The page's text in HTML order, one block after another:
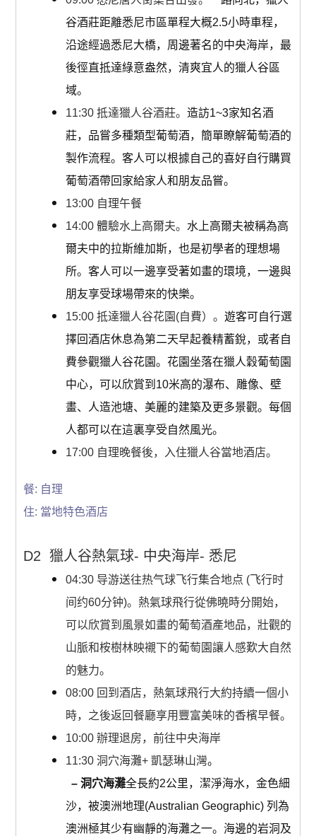
谷酒莊距離悉尼市區單程大概2.5小時車程，
沿途經過悉尼大橋，周邊著名的中央海岸，最
後徑直抵達綠意盎然，清爽宜人的獵人谷區
域。
11:30 抵達獵人谷酒莊。造訪1~3家知名酒
莊，品嘗多種類型葡萄酒，簡單瞭解葡萄酒的
製作流程。客人可以根據自己的喜好自行購買
葡萄酒帶回家給家人和朋友品嘗。
13:00 自理午餐
14:00 體驗水上高爾夫。 水上高爾夫被稱為高
爾夫中的拉斯維加斯，也是初學者的理想場
所。客人可以一邊享受著如畫的環境，一邊與
朋友享受球場帶來的快樂。
15:00 抵達獵人谷花園(自費）。遊客可自行選
擇回酒店休息為第二天早起養精蓄銳，或者自
費參觀獵人谷花園。花園坐落在獵人穀葡萄園
中心，可以欣賞到10米高的瀑布、雕像、壁
畫、人造池塘、美麗的建築及更多景觀。每個
人都可以在這裏享受自然風光。
17:00 自理晚餐後，入住獵人谷當地酒店。
餐: 自理
住: 當地特色酒店
D2 獵人谷熱氣球- 中央海岸- 悉尼
04:30 导游送往热气球飞行集合地点 (飞行时
间约60分钟)。熱氣球飛行從佛曉時分開始，
可以欣賞到風景如畫的葡萄酒產地品，壯觀的
山脈和桉樹林映襯下的葡萄園讓人感歎大自然
的魅力。
08:00 回到酒店，熱氣球飛行大約持續一個小
時，之後返回餐廳享用豐富美味的香檳早餐。
10:00 辦理退房，前往中央海岸
11:30 洞穴海灘+ 凱瑟琳山灣。
– 洞穴海灘全長約2公里，潔淨海水，金色細
沙，被澳洲地理(Australian Geographic) 列為
澳洲極其少有幽靜的海灘之一。海邊的岩洞及